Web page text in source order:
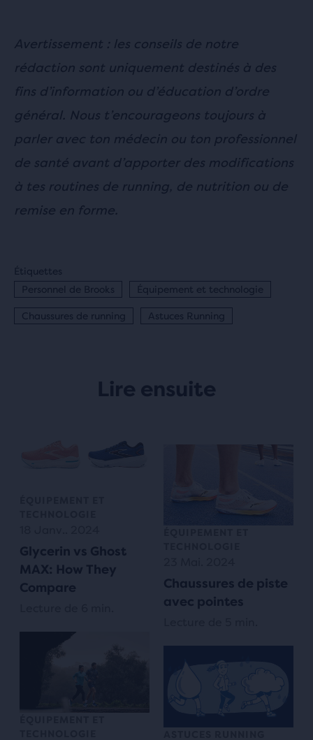
Avertissement : les conseils de notre
rédaction sont uniquement destinés à des
fins d’information ou d’éducation d’ordre
général. Nous t’encourageons toujours à
parler avec ton médecin ou ton professionnel
de santé avant d’apporter des modifications
à tes routines de running, de nutrition ou de
remise en forme.
Étiquettes
Personnel de Brooks
Équipement et technologie
Chaussures de running Astuces Running
Lire ensuite
Glycerin vs Ghost
MAX: How They
Compare
Chaussures de piste
avec pointes